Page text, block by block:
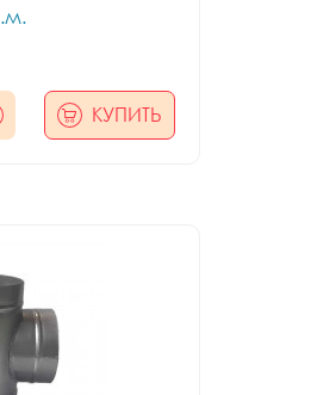
КУПИТЬ